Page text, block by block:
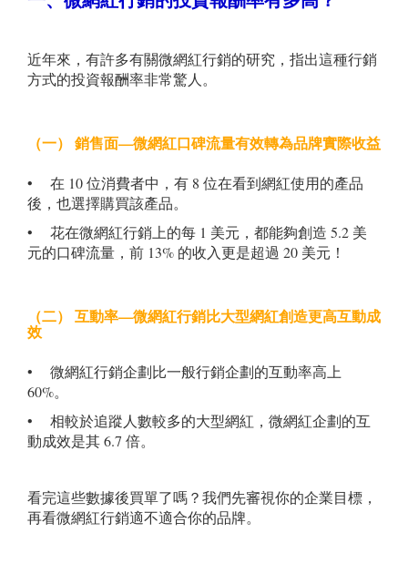
近年來，有許多有關微網紅行銷的研究，指出這種行銷
方式的投資報酬率非常驚人。
（一） 銷售面—微網紅口碑流量有效轉為品牌實際收益
• 在 10 位消費者中，有 8 位在看到網紅使用的產品
後，也選擇購買該產品。
• 花在微網紅行銷上的每 1 美元，都能夠創造 5.2 美
元的口碑流量，前 13% 的收入更是超過 20 美元！
（二） 互動率—微網紅行銷比大型網紅創造更高互動成
效
• 微網紅行銷企劃比一般行銷企劃的互動率高上
60%。
• 相較於追蹤人數較多的大型網紅，微網紅企劃的互
動成效是其 6.7 倍。
看完這些數據後買單了嗎？我們先審視你的企業目標，
再看微網紅行銷適不適合你的品牌。